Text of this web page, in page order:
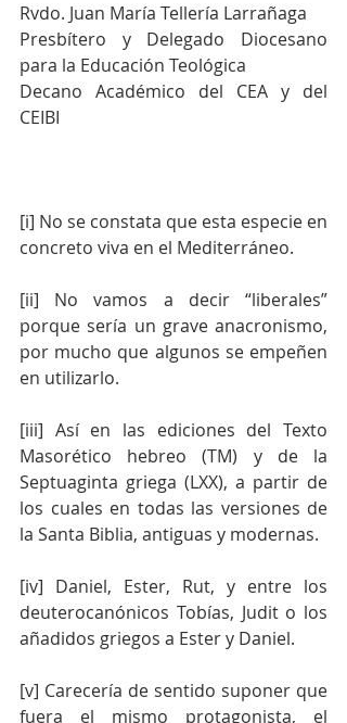
Rvdo. Juan María Tellería Larrañaga
Presbítero y Delegado Diocesano
para la Educación Teológica
Decano Académico del CEA y del
CEIBI
[i] No se constata que esta especie en
concreto viva en el Mediterráneo.
[ii] No vamos a decir “liberales”
porque sería un grave anacronismo,
por mucho que algunos se empeñen
en utilizarlo.
[iii] Así en las ediciones del Texto
Masorético hebreo (TM) y de la
Septuaginta griega (LXX), a partir de
los cuales en todas las versiones de
la Santa Biblia, antiguas y modernas.
[iv] Daniel, Ester, Rut, y entre los
deuterocanónicos Tobías, Judit o los
añadidos griegos a Ester y Daniel.
[v] Carecería de sentido suponer que
fuera el mismo protagonista, el